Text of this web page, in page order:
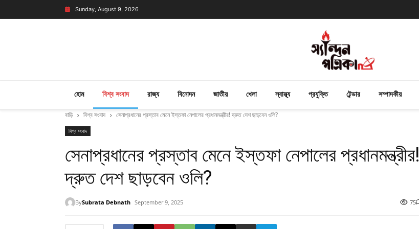
Sunday, August 9, 2026
হোম বিশ্ব সংবাদ রাজ্য বিনোদন জাতীয় খেলা স্বাস্থ্য প্রযুক্তি টেন্ডার সম্পাদকীয়
বাড়ি বিশ্ব সংবাদ সেনাপ্রধানের প্রস্তাব মেনে ইস্তফা নেপালের প্রধানমন্ত্রীর! দ্রুত দেশ ছাড়বেন ওলি?
বিশ্ব সংবাদ
সেনাপ্রধানের প্রস্তাব মেনে ইস্তফা নেপালের প্রধানমন্ত্রীর!
দ্রুত দেশ ছাড়বেন ওলি?
BySubrata Debnath September 9, 2025 75